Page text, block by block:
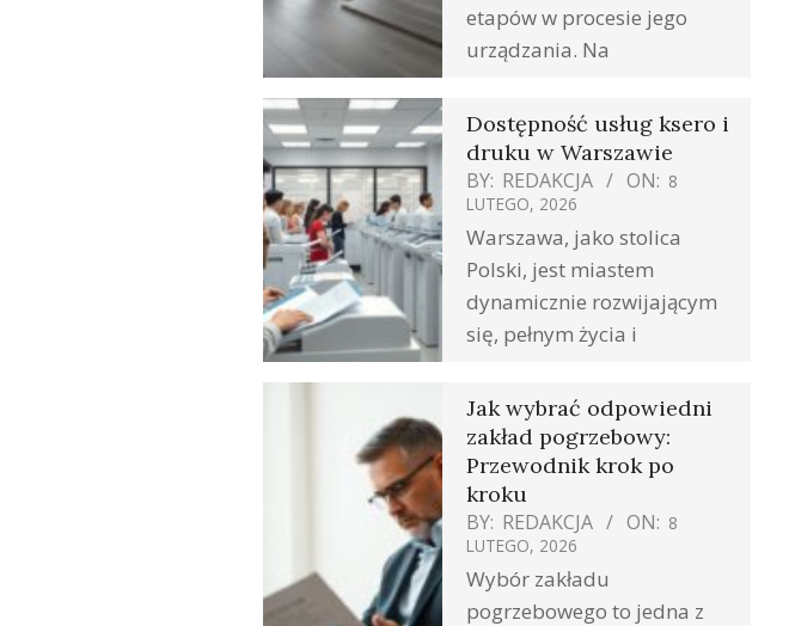
etapów w procesie jego
urządzania. Na
Dostępność usług ksero i
druku w Warszawie
BY: REDAKCJA ON: 8
LUTEGO, 2026
Warszawa, jako stolica
Polski, jest miastem
dynamicznie rozwijającym
się, pełnym życia i
Jak wybrać odpowiedni
zakład pogrzebowy:
Przewodnik krok po
kroku
BY: REDAKCJA ON: 8
LUTEGO, 2026
Wybór zakładu
pogrzebowego to jedna z